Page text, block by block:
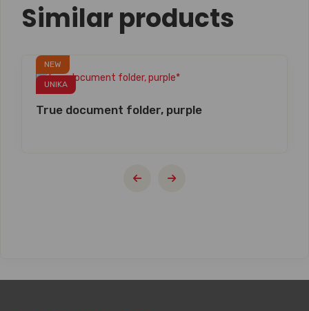
Similar products
NEW
UNIKA
True document folder, purple